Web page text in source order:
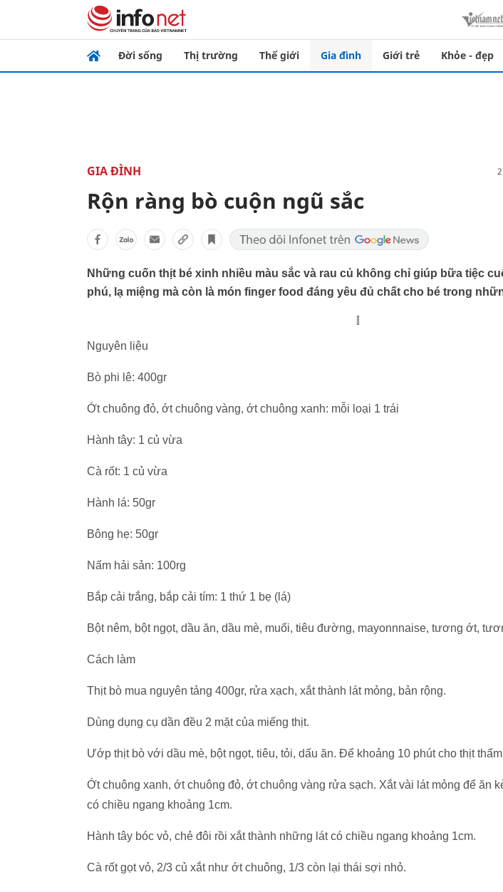
Đời sống Thị trường Thế giới Gia đình Giới trẻ Khỏe - đẹp
GIA ĐÌNH
Rộn ràng bò cuộn ngũ sắc
Những cuốn thịt bé xinh nhiều màu sắc và rau củ không chỉ giúp bữa tiệc
phú, lạ miệng mà còn là món finger food đáng yêu đủ chất cho bé trong
Nguyên liệu
Bò phi lê: 400gr
Ớt chuông đỏ, ớt chuông vàng, ớt chuông xanh: mỗi loại 1 trái
Hành tây: 1 củ vừa
Cà rốt: 1 củ vừa
Hành lá: 50gr
Bông hẹ: 50gr
Nấm hải sản: 100rg
Bắp cải trắng, bắp cải tím: 1 thứ 1 bẹ (lá)
Bột nêm, bột ngọt, dầu ăn, dầu mè, muối, tiêu đường, mayonnnaise, tương ớt,
Cách làm
Thịt bò mua nguyên tảng 400gr, rửa xạch, xắt thành lát mỏng, bản rộng.
Dùng dụng cụ dần đều 2 mặt của miếng thịt.
Ướp thịt bò với dầu mè, bột ngọt, tiêu, tỏi, dấu ăn. Để khoảng 10 phút cho thịt
Ớt chuông xanh, ớt chuông đỏ, ớt chuông vàng rửa sạch. Xắt vài lát mỏng để ăn
có chiều ngang khoảng 1cm.
Hành tây bóc vỏ, chẻ đôi rồi xắt thành những lát có chiều ngang khoảng 1cm.
Cà rốt gọt vỏ, 2/3 củ xắt như ớt chuông, 1/3 còn lại thái sợi nhỏ.